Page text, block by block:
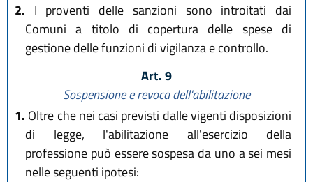
2. I proventi delle sanzioni sono introitati dai
Comuni a titolo di copertura delle spese di
gestione delle funzioni di vigilanza e controllo.
Art. 9
Sospensione e revoca dell'abilitazione
1. Oltre che nei casi previsti dalle vigenti disposizioni
di legge, l'abilitazione all'esercizio della
professione può essere sospesa da uno a sei mesi
nelle seguenti ipotesi: